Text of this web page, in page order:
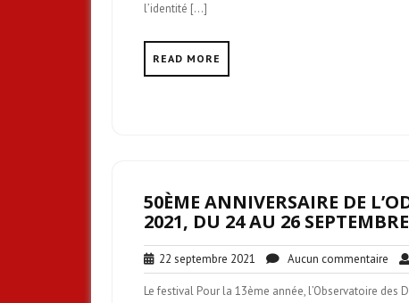
l’identité […]
READ MORE
50ÈME ANNIVERSAIRE DE
2021, DU 24 AU 26 SEPTEMBRE
22 septembre 2021 22
septembre
2021
Aucun commentaire
Le festival Pour la 13ème année, l’Observatoire